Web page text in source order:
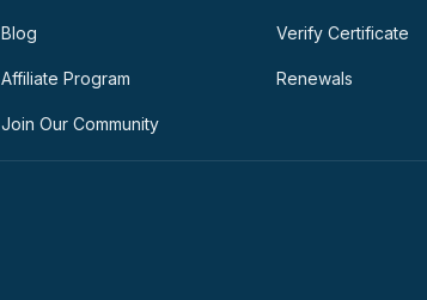
Blog
Affiliate Program
Join Our Community
Verify Certificate
Renewals